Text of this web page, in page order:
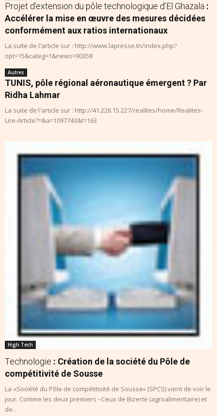
Projet d’extension du pôle technologique d’El Ghazala :
Accélérer la mise en œuvre des mesures décidées
conformément aux ratios internationaux
La suite de l'article sur : http://www.lapresse.tn/index.php?
opt=15&categ=1&news=90358
Autres
TUNIS, pôle régional aéronautique émergent ? Par
Ridha Lahmar
La suite de l'article sur : http://41.226.15.227/realites/home/Realites-
Lire-Article?=&a=1097743&t=163
High Tech
Technologie : Création de la société du Pôle de
compétitivité de Sousse
La «Société du Pôle de compétitivité de Sousse» (SPCS) vient de voir le
jour. Comme les deux premiers –Ceux de Bizerte (agroalimentaire) et
de...